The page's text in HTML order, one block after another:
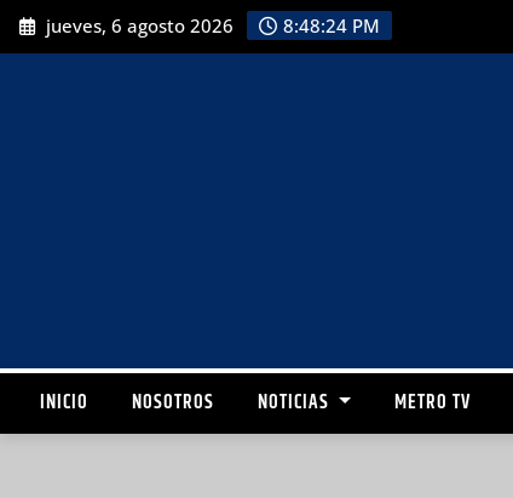
jueves, 6 agosto 2026 8:48:26 PM
INICIO NOSOTROS NOTICIAS METRO TV